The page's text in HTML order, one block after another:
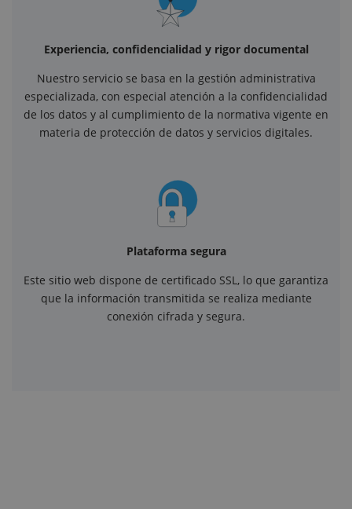
Experiencia, confidencialidad y rigor documental
Nuestro servicio se basa en la gestión administrativa
especializada, con especial atención a la confidencialidad
de los datos y al cumplimiento de la normativa vigente en
materia de protección de datos y servicios digitales.
Plataforma segura
Este sitio web dispone de certificado SSL, lo que garantiza
que la información transmitida se realiza mediante
conexión cifrada y segura.